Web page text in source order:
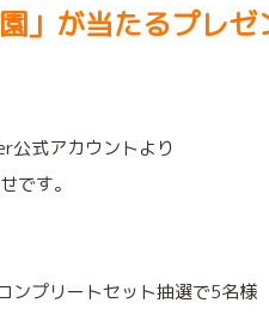
」が当たるプレ
公式アカウントより
です。
ンプリートセット抽選で5名様